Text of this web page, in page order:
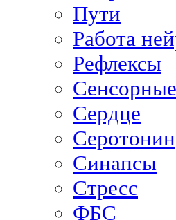
Пути
Работа
Рефлексы
Сердце
Серотонин
Синапсы
Стресс
ФБС